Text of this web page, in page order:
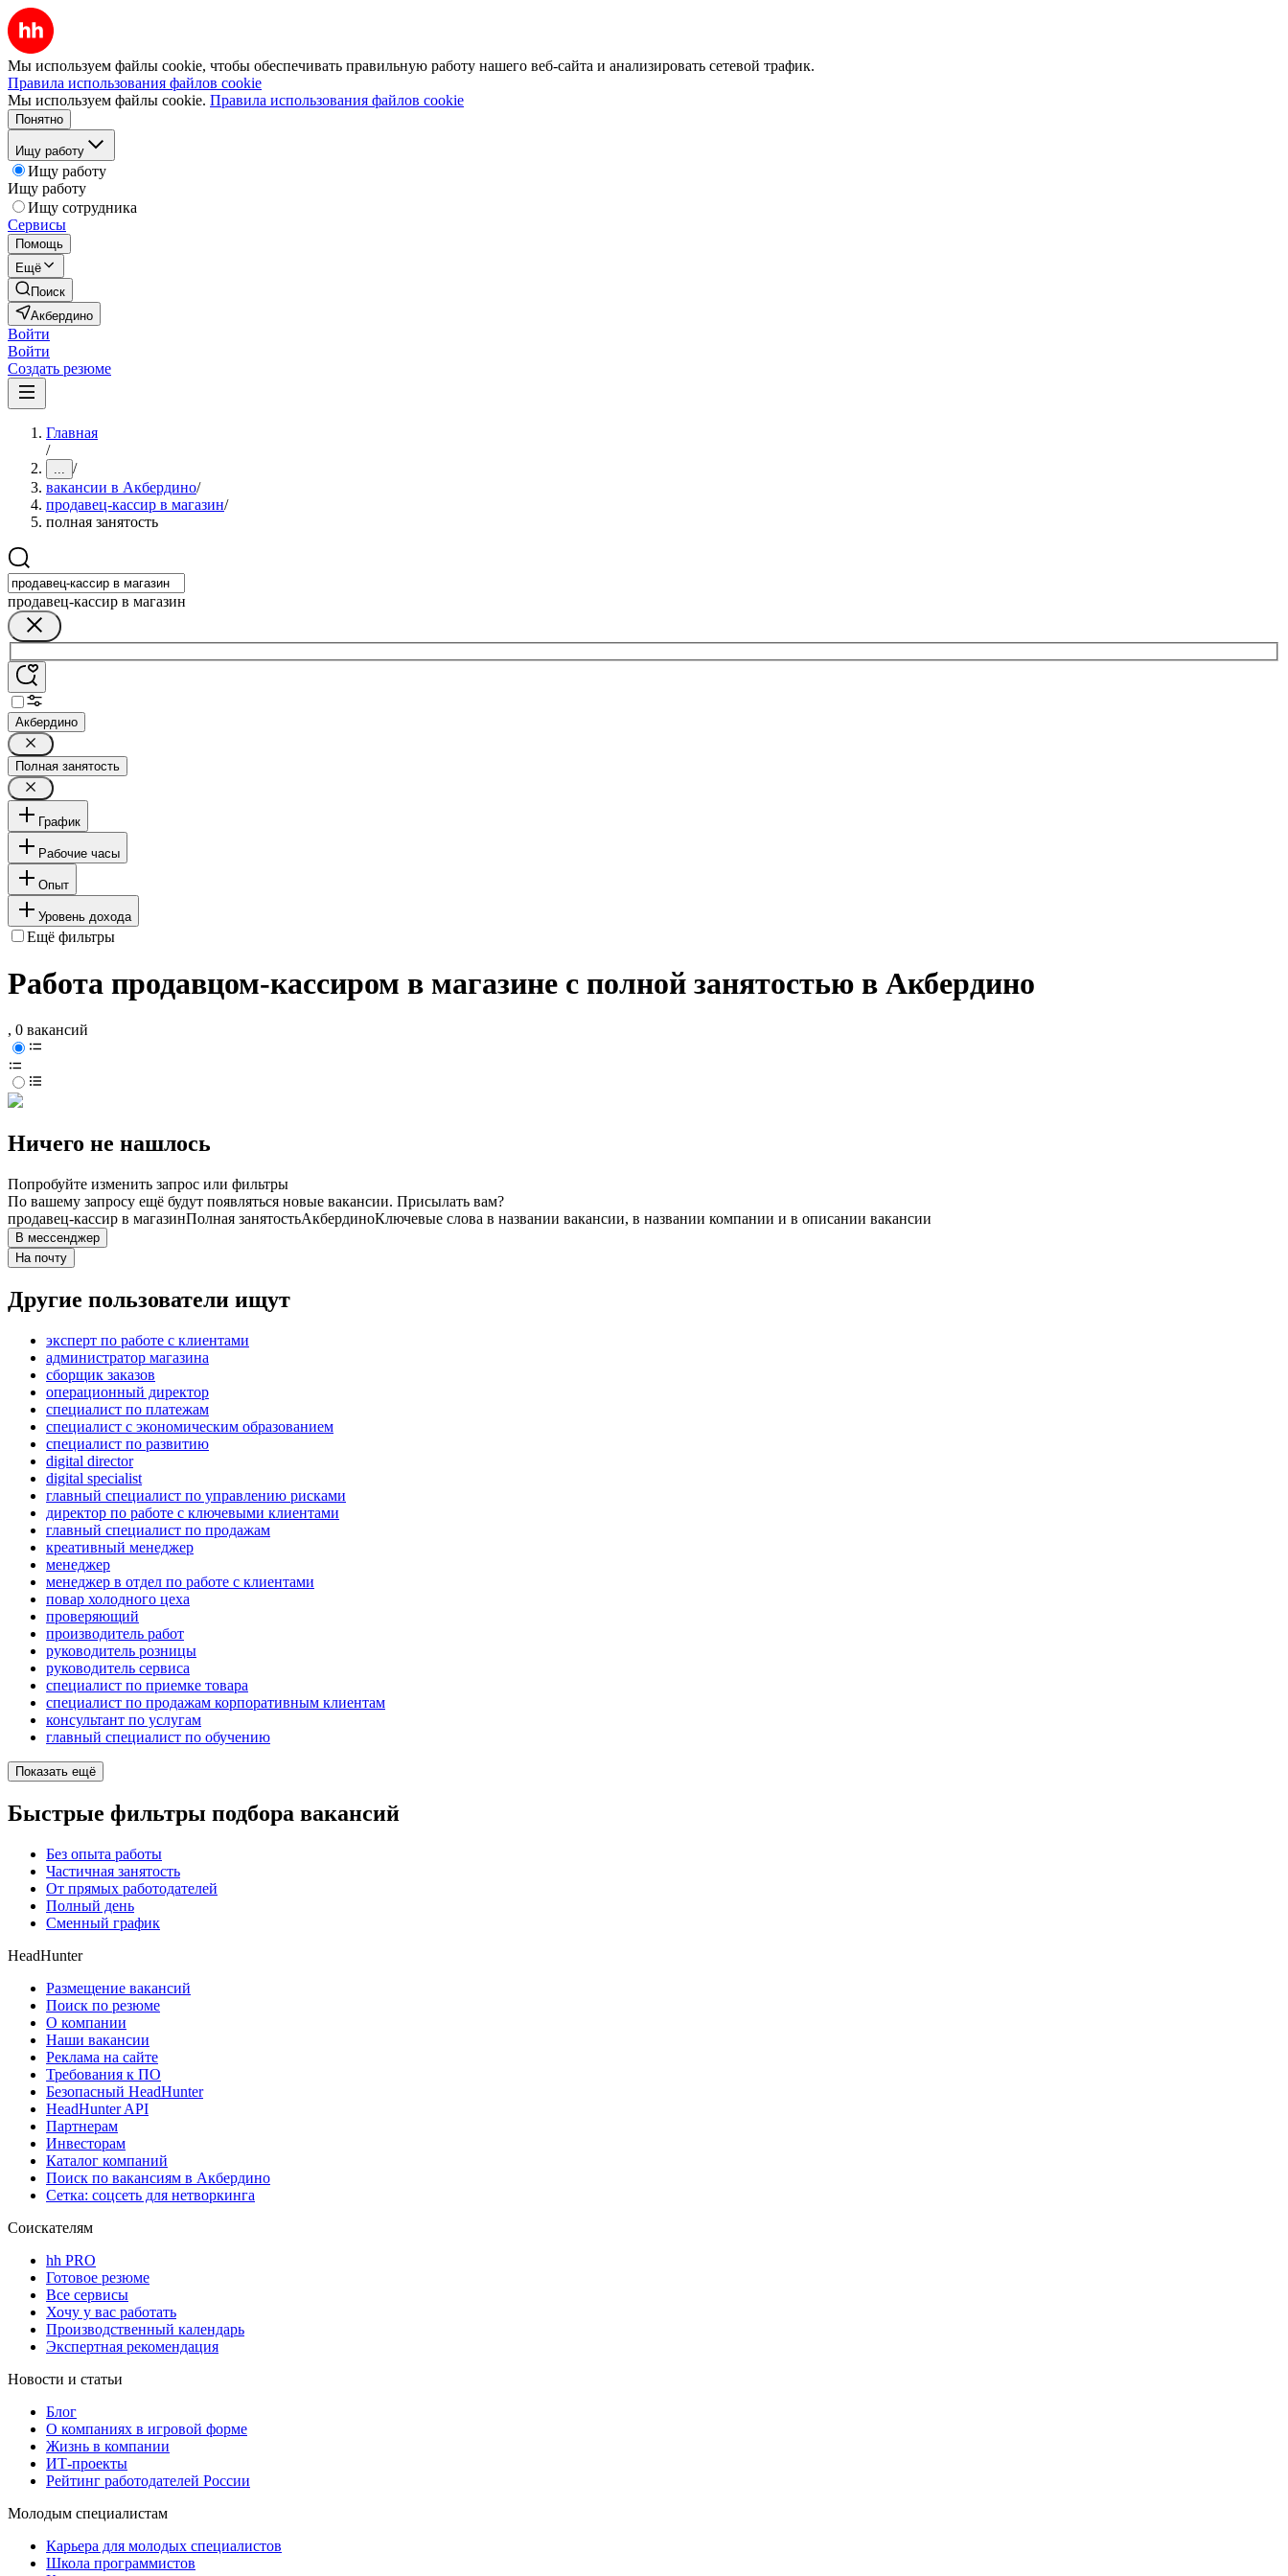
Мы используем файлы cookie, чтобы обеспечивать правильную работу нашего веб-сайта и анализировать сетевой трафик.
Правила использования файлов cookie
Мы используем файлы cookie. Правила использования файлов cookie
Понятно
Ищу работу
Ищу работу
Ищу работу
Ищу сотрудника
Сервисы
Помощь
Ещё
Поиск
Акбердино
Войти
Войти
Создать резюме
Главная
/
... /
вакансии в Акбердино/
продавец-кассир в магазин/
полная занятость
продавец-кассир в магазин
Акбердино
Полная занятость
График
Рабочие часы
Опыт
Уровень дохода
Ещё фильтры
Работа продавцом-кассиром в магазине с полной занятостью в Акбердино
, 0 вакансий
Ничего не нашлось
Попробуйте изменить запрос или фильтры
По вашему запросу ещё будут появляться новые вакансии. Присылать вам?
продавец-кассир в магазинПолная занятостьАкбердиноКлючевые слова в названии вакансии, в названии компании и в описании вакансии
В мессенджер
На почту
Другие пользователи ищут
эксперт по работе с клиентами
администратор магазина
сборщик заказов
операционный директор
специалист по платежам
специалист с экономическим образованием
специалист по развитию
digital director
digital specialist
главный специалист по управлению рисками
директор по работе с ключевыми клиентами
главный специалист по продажам
креативный менеджер
менеджер
менеджер в отдел по работе с клиентами
повар холодного цеха
проверяющий
производитель работ
руководитель розницы
руководитель сервиса
специалист по приемке товара
специалист по продажам корпоративным клиентам
консультант по услугам
главный специалист по обучению
Показать ещё
Быстрые фильтры подбора вакансий
Без опыта работы
Частичная занятость
От прямых работодателей
Полный день
Сменный график
HeadHunter
Размещение вакансий
Поиск по резюме
О компании
Наши вакансии
Реклама на сайте
Требования к ПО
Безопасный HeadHunter
HeadHunter API
Партнерам
Инвесторам
Каталог компаний
Поиск по вакансиям в Акбердино
Сетка: соцсеть для нетворкинга
Соискателям
hh PRO
Готовое резюме
Все сервисы
Хочу у вас работать
Производственный календарь
Экспертная рекомендация
Новости и статьи
Блог
О компаниях в игровой форме
Жизнь в компании
ИТ-проекты
Рейтинг работодателей России
Молодым специалистам
Карьера для молодых специалистов
Школа программистов